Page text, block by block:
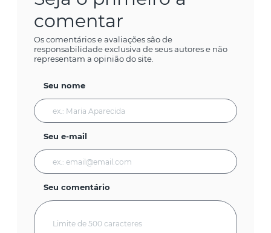
comentar
Os comentários e avaliações são de
responsabilidade exclusiva de seus autores e não
representam a opinião do site.
Seu nome
Seu e-mail
Seu comentário